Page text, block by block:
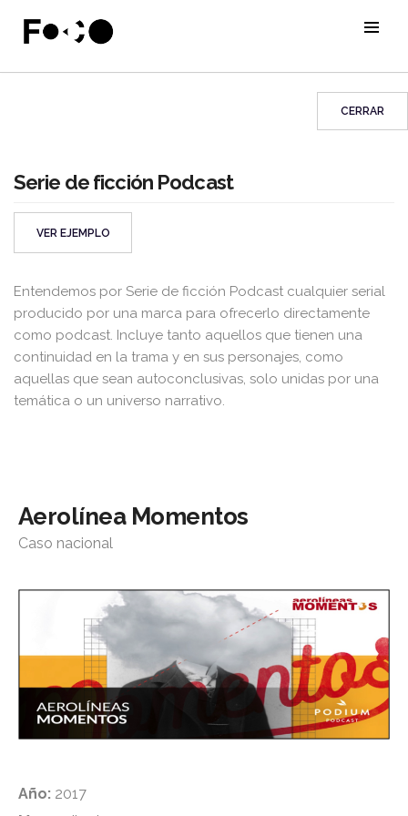
CERRAR
Serie de ficción Podcast
VER EJEMPLO
Entendemos por Serie de ficción Podcast cualquier serial
producido por una marca para ofrecerlo directamente
como podcast. Incluye tanto aquellos que tienen una
continuidad en la trama y en sus personajes, como
aquellas que sean autoconclusivas, solo unidas por una
temática o un universo narrativo.
Aerolínea Momentos
Caso nacional
Año: 2017